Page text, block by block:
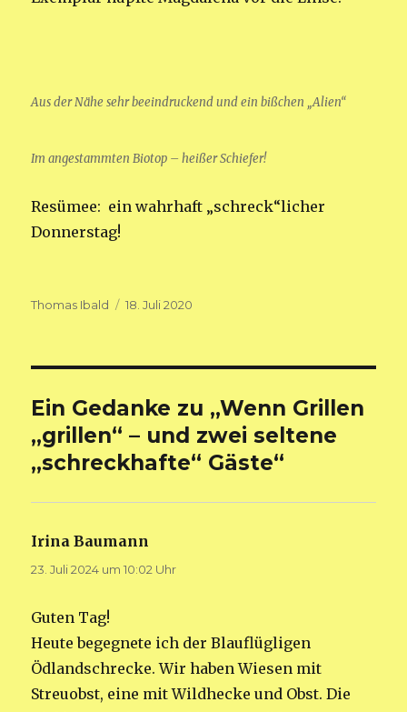
Aus der Nähe sehr beeindruckend und ein bißchen „Alien“
Im angestammten Biotop – heißer Schiefer!
Resümee: ein wahrhaft „schreck“licher
Donnerstag!
Autor
Thomas Ibald
Veröffentlicht
18. Juli 2020
Ein Gedanke zu „Wenn Grillen
„grillen“ – und zwei seltene
„schreckhafte“ Gäste“
Irina Baumann
23. Juli 2024 um 10:02 Uhr
Guten Tag!
Heute begegnete ich der Blauflügligen
Ödlandschrecke. Wir haben Wiesen mit
Streuobst, eine mit Wildhecke und Obst. Die